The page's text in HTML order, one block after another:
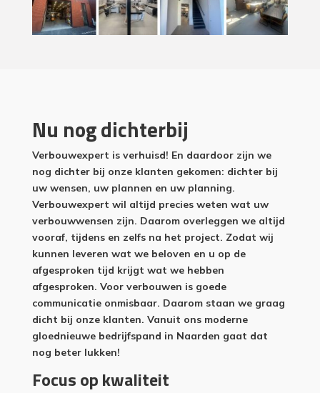
Nu nog dichterbij
Verbouwexpert is verhuisd! En daardoor zijn we
nog dichter bij onze klanten gekomen: dichter bij
uw wensen, uw plannen en uw planning.
Verbouwexpert wil altijd precies weten wat uw
verbouwwensen zijn. Daarom overleggen we altijd
vooraf, tijdens en zelfs na het project. Zodat wij
kunnen leveren wat we beloven en u op de
afgesproken tijd krijgt wat we hebben
afgesproken. Voor verbouwen is goede
communicatie onmisbaar. Daarom staan we graag
dicht bij onze klanten. Vanuit ons moderne
gloednieuwe bedrijfspand in Naarden gaat dat
nog beter lukken!
Focus op kwaliteit